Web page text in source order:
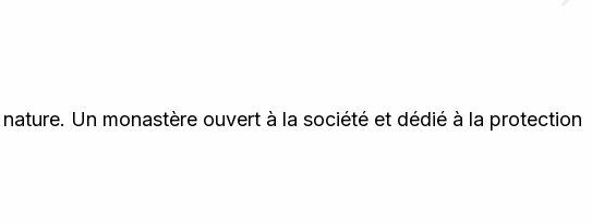
Un monastère ouvert à la société et dédié à la protection